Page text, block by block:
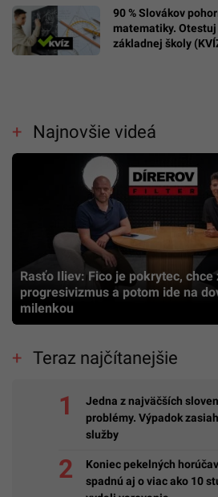
90 % Slovákov
matematiky.
základnej školy
Najnovšie videá
Rasťo Iliev: Fico je pokrytec, chce
progresivizmus a potom ide na
milenkou
Teraz najčítanejšie
Jedna z najväčších
problémy. Výpadok
služby
Koniec pekelných
spadnú aj o viac ako 10